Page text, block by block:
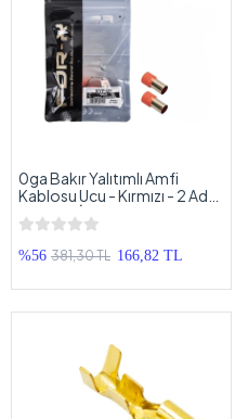
0ga Bakır Yalıtımlı Amfi
Kablosu Ucu - Kırmızı - 2 Adet
- 50 Mm İzoleli Bakır Yüksük -
0ga Yuvarlak Yüksük - 2 Adet
%56 381,30 TL 166,82 TL